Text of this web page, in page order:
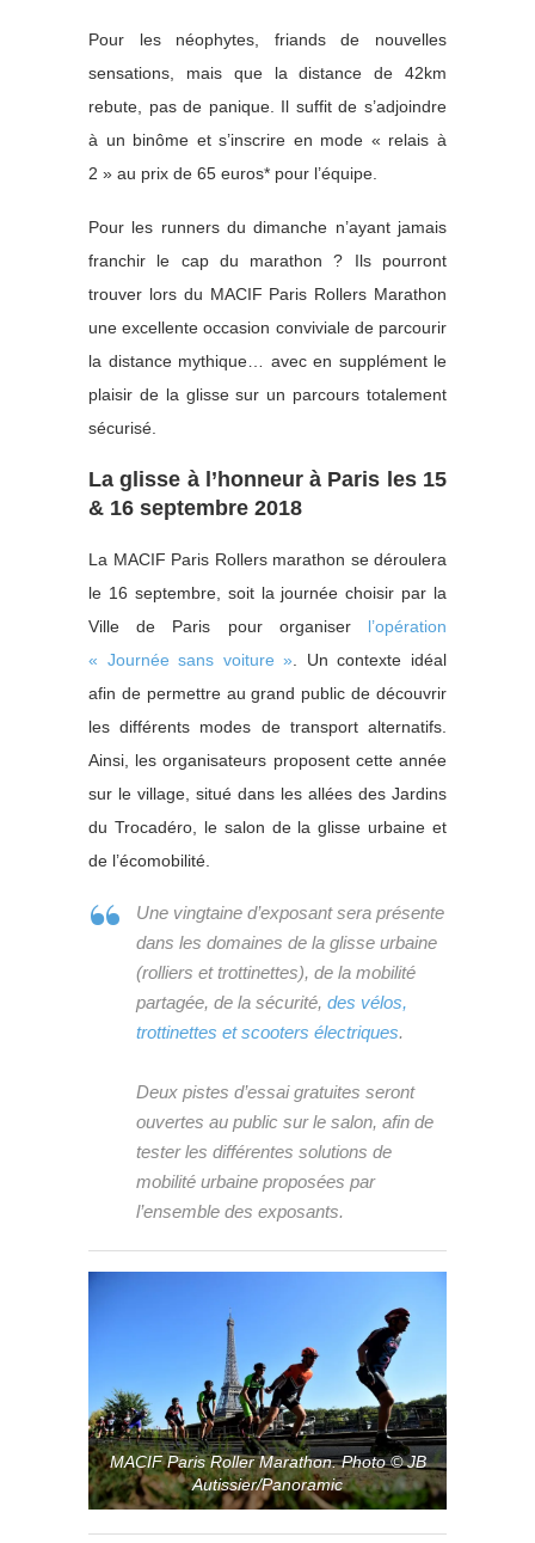
Pour les néophytes, friands de nouvelles
sensations, mais que la distance de 42km
rebute, pas de panique. Il suffit de s’adjoindre
à un binôme et s’inscrire en mode « relais à
2 » au prix de 65 euros* pour l’équipe.
Pour les runners du dimanche n’ayant jamais
franchir le cap du marathon ? Ils pourront
trouver lors du MACIF Paris Rollers Marathon
une excellente occasion conviviale de parcourir
la distance mythique… avec en supplément le
plaisir de la glisse sur un parcours totalement
sécurisé.
La glisse à l’honneur à Paris les 15
& 16 septembre 2018
La MACIF Paris Rollers marathon se déroulera
le 16 septembre, soit la journée choisir par la
Ville de Paris pour organiser l’opération
« Journée sans voiture » . Un contexte idéal
afin de permettre au grand public de découvrir
les différents modes de transport alternatifs.
Ainsi, les organisateurs proposent cette année
sur le village, situé dans les allées des Jardins
du Trocadéro, le salon de la glisse urbaine et
de l’écomobilité.
Une vingtaine d’exposant sera présente
dans les domaines de la glisse urbaine
(rolliers et trottinettes), de la mobilité
partagée, de la sécurité, des vélos,
trottinettes et scooters électriques.
Deux pistes d’essai gratuites seront
ouvertes au public sur le salon, afin de
tester les différentes solutions de
mobilité urbaine proposées par
l’ensemble des exposants.
MACIF Paris Roller Marathon. Photo © JB
Autissier/Panoramic